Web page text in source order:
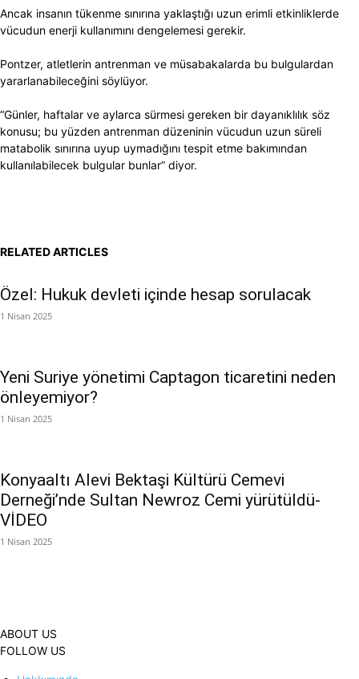
Ancak insanın tükenme sınırına yaklaştığı uzun erimli etkinliklerde
vücudun enerji kullanımını dengelemesi gerekir.
Pontzer, atletlerin antrenman ve müsabakalarda bu bulgulardan
yararlanabileceğini söylüyor.
“Günler, haftalar ve aylarca sürmesi gereken bir dayanıklılık söz
konusu; bu yüzden antrenman düzeninin vücudun uzun süreli
matabolik sınırına uyup uymadığını tespit etme bakımından
kullanılabilecek bulgular bunlar” diyor.
RELATED ARTICLES
Özel: Hukuk devleti içinde hesap sorulacak
1 Nisan 2025
Yeni Suriye yönetimi Captagon ticaretini neden
önleyemiyor?
1 Nisan 2025
Konyaaltı Alevi Bektaşi Kültürü Cemevi
Derneği’nde Sultan Newroz Cemi yürütüldü-
VİDEO
1 Nisan 2025
ABOUT US
FOLLOW US